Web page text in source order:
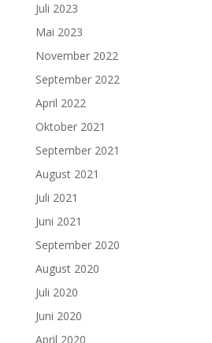
Juli 2023
Mai 2023
November 2022
September 2022
April 2022
Oktober 2021
September 2021
August 2021
Juli 2021
Juni 2021
September 2020
August 2020
Juli 2020
Juni 2020
April 2020